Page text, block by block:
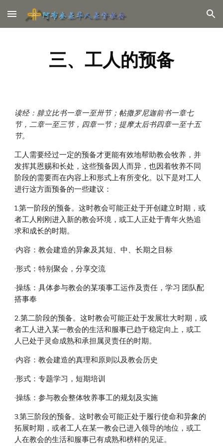
Skip to main content Skip to navigation
三、工人的预备
读经：腓立比书一章一至卅节；帖撒罗尼迦前书一章七
节，二章一至三节，四章一节；提摩太后书四章一至十五
节。
工人需要经过一定的预备才更能有效地帮助教会牧养，并
发挥其恩赐和长处，这些预备因人而异，也因着牧养不同
阶段的需要而在内容上和形式上有所变化。以下是对工人
进行这方面预备的一些建议：
1.第一阶段的预备。这时教会可能正处于开创建立时期，或
者工人刚刚进入新的教会环境，或工人正处于青年火热追
求和成长的时期。
·内容：教会建造的异象及其短、中、长期之目标
·形式：特别聚会，分享交流
·操练：具体参与教会的某项事工运作及责任，学习 团队配
搭事奉
2.第二阶段的预备。这时教会可能正处于发展壮大时期，或
者工人进入某一教会的生活和服事已趋于稳定向上，或工
人已处于灵命成熟和承担属灵责任的时期。
·内容：教会建造的真理和原则以及教会历史
·形式：专题学习，短期培训
·操练：参与教会整体牧养事工的规划及实施
3.第三阶段的预备。这时教会可能正处于履行使命和异象的
拓展时期，或者工人在某一教会已进入领导的地位，或工
人在教会的生活和服事已有成熟和榜样的见证。